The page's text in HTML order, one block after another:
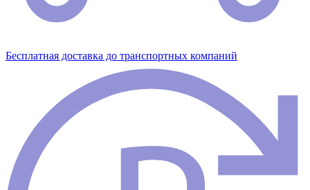
Бесплатная доставка до транспортных компаний